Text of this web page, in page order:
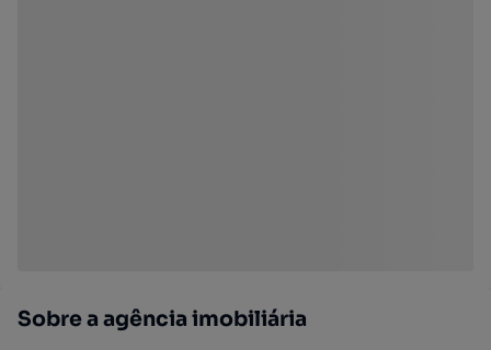
Sobre a agência imobiliária